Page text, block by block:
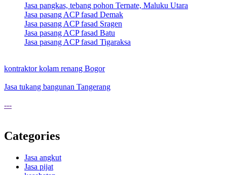
Jasa pangkas, tebang pohon Ternate, Maluku Utara
Jasa pasang ACP fasad Demak
Jasa pasang ACP fasad Sragen
Jasa pasang ACP fasad Batu
Jasa pasang ACP fasad Tigaraksa
kontraktor kolam renang Bogor
Jasa tukang bangunan Tangerang
---
Categories
Jasa angkut
Jasa pijat